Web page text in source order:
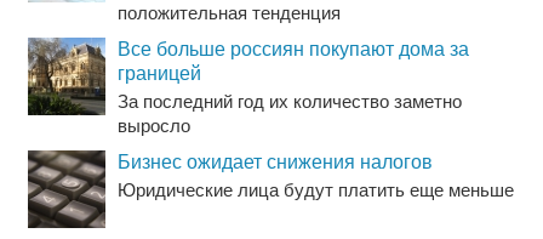
положительная тенденция
Все больше россиян покупают дома за
границей
За последний год их количество заметно
выросло
Бизнес ожидает снижения налогов
Юридические лица будут платить еще меньше